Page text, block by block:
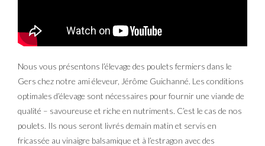
Nous vous présentons l’élevage des poulets fermiers dans le
Gers chez notre ami éleveur, Jérôme Guichanné. Les conditions
optimales d’élevage sont nécessaires pour fournir une viande de
qualité – savoureuse et riche en nutriments. C’est le cas de nos
poulets. Ils nous seront livrés demain matin et servis en
fricassée au vinaigre balsamique et à l’estragon avec des